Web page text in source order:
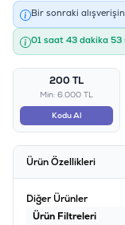
Bir sonraki
01 saat 43 dakika 52
200 TL
Min: 6.000 TL
Kodu Al
Ürün Özellikleri
Diğer Ürünler
Ürün Filtreleri